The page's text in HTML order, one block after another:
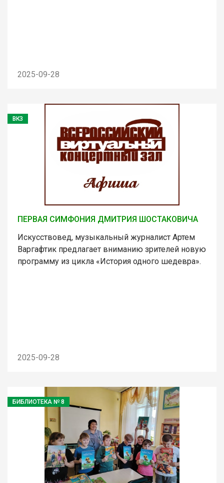
2025-09-28
ВКЗ
ПЕРВАЯ СИМФОНИЯ ДМИТРИЯ ШОСТАКОВИЧА
Искусствовед, музыкальный журналист Артем
Варгафтик предлагает вниманию зрителей новую
программу из цикла «История одного шедевра».
2025-09-28
БИБЛИОТЕКА № 8